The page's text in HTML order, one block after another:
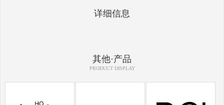
详细信息
其他·产品
PRODUCT DISPLAY